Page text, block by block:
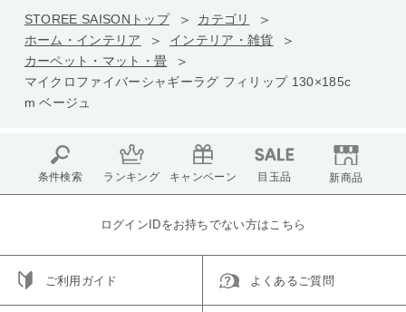
STOREE SAISONトップ
カテゴリ
ホーム・インテリア
インテリア・雑貨
カーペット・マット・畳
マイクロファイバーシャギーラグ フィリップ 130×185c
m ベージュ
条件検索 ランキング キャンペーン 目玉品 新商品
ログインIDをお持ちでない方はこちら
ご利用ガイド よくあるご質問